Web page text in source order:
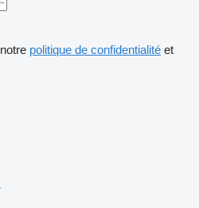
politique de confidentialité et